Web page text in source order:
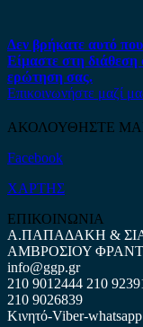
Δεν βρήκατε αυτό
Είμαστε στη
ερώτηση σας.
Επικοινωνήστε μαζί
ΑΚΟΛΟΥΘΗΣΤΕ
Facebook
ΧΑΡΤΗΣ
ΕΠΙΚΟΙΝΩΝΙΑ
Α.ΠΑΠΑΔΑΚΗ &
ΑΜΒΡΟΣΙΟΥ
info@ggp.gr
210 9012444 210
210 9026839
Κινητό-Viber-